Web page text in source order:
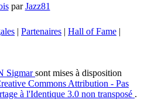
parJazz81
| Partenaires | Hall of Fame |
Sigmarsont mises à disposition
Commons Attribution - Pas
à l'Identique 3.0 non transposé .